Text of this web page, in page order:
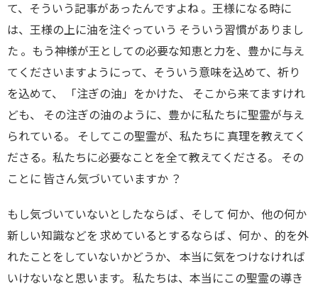
て、そういう記事があったんですよね 。王様になる時に
は、王様の上に油を注ぐっていう そういう習慣がありまし
た 。もう神様が王としての必要な知恵と力を、豊かに与え
てくださいますようにって、そういう意味を込めて、祈り
を込めて、 「注ぎの油」をかけた、 そこから来てますけれ
ども、 その注ぎの油のように、豊かに私たちに聖霊が与え
られている。 そしてこの聖霊が、私たちに 真理を教えてく
ださる。私たちに必要なことを全て教えてくださる。 その
ことに 皆さん気づいていますか ？
もし気づいていないとしたならば 、そして 何か、他の何か
新しい知識などを 求めているとするならば 、何か 、的を外
れたことをしていないかどうか、 本当に気をつけなければ
いけないなと思います。 私たちは、本当にこの聖霊の導き